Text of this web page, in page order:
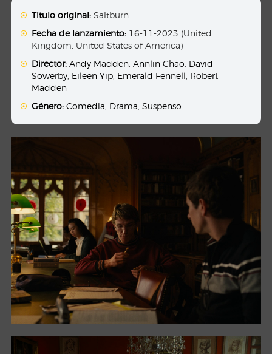
Titulo original: Saltburn
Fecha de lanzamiento: 16-11-2023 (United
Kingdom, United States of America)
Director: Andy Madden ,Annlin Chao David
Sowerby Eileen Yip Emerald Fennell Robert
Madden
Género: Comedia Drama ,Suspenso